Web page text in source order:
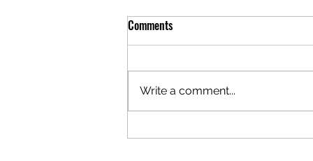
Caterham SS600: Synergy Driver
Comments
Write a comment...